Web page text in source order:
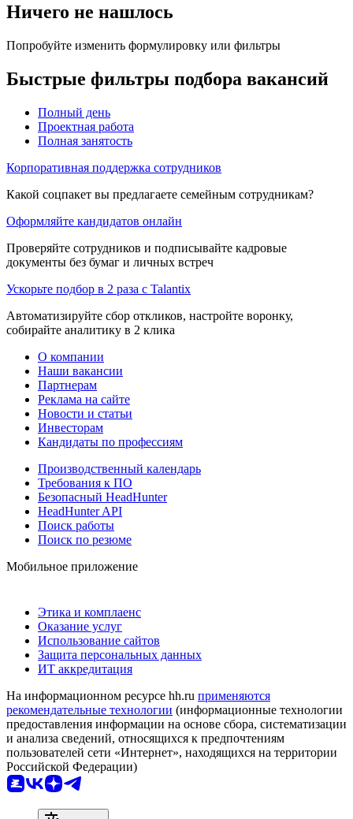
Ничего не нашлось
Попробуйте изменить формулировку или фильтры
Быстрые фильтры подбора вакансий
Полный день
Проектная работа
Полная занятость
Корпоративная поддержка сотрудников
Какой соцпакет вы предлагаете семейным сотрудникам?
Оформляйте кандидатов онлайн
Проверяйте сотрудников и подписывайте кадровые
документы без бумаг и личных встреч
Ускорьте подбор в 2 раза с Talantix
Автоматизируйте сбор откликов, настройте воронку,
собирайте аналитику в 2 клика
О компании
Наши вакансии
Партнерам
Реклама на сайте
Новости и статьи
Инвесторам
Кандидаты по профессиям
Производственный календарь
Требования к ПО
Безопасный HeadHunter
HeadHunter API
Поиск работы
Поиск по резюме
Мобильное приложение
Этика и комплаенс
Оказание услуг
Использование сайтов
Защита персональных данных
ИТ аккредитация
На информационном ресурсе hh.ru применяются
рекомендательные технологии (информационные технологии
предоставления информации на основе сбора, систематизации
и анализа сведений, относящихся к предпочтениям
пользователей сети «Интернет», находящихся на территории
Российской Федерации)